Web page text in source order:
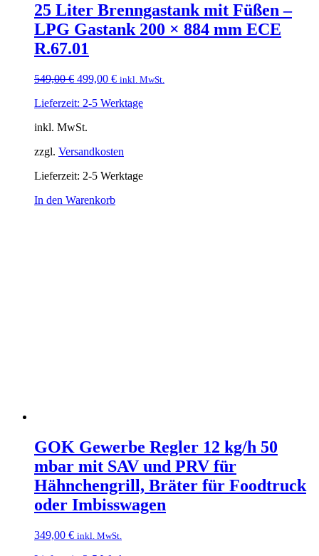
25 Liter Brenngastank mit Füßen –
LPG Gastank 200 × 884 mm ECE
R.67.01
549,00€ Ursprünglicher
war:
499,00 €Aktueller
ist:
inkl. MwSt.
Lieferzeit: 2-5 Werktage
inkl. MwSt.
zzgl. Versandkosten
Lieferzeit: 2-5 Werktage
In den Warenkorb
GOK Gewerbe Regler 12 kg/h 50
mbar mit SAV und PRV für
Hähnchengrill, Bräter für Foodtruck
oder Imbisswagen
349,00 € inkl. MwSt.